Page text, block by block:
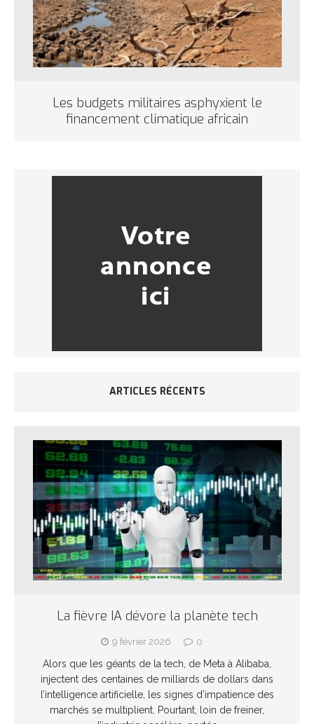
Les budgets militaires asphyxient le
financement climatique africain
ARTICLES RÉCENTS
La fièvre IA dévore la planète tech
9 février 2026 0
Alors que les géants de la tech, de Meta à Alibaba,
injectent des centaines de milliards de dollars dans
l’intelligence artificielle, les signes d’impatience des
marchés se multiplient. Pourtant, loin de freiner,